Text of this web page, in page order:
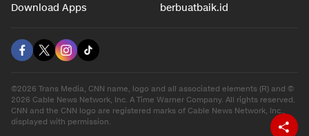
Download Apps berbuatbaik.id
©2026 Trans Media, CNN name, logo and all associated elements (R) and ©
2026 Cable News Network, Inc. A Time Warner Company. All rights reserved.
CNN and the CNN logo are registered marks of Cable News Network, Inc.,
displayed with permission.